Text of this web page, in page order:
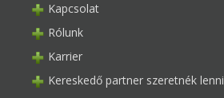
Kapcsolat
Rólunk
Karrier
Kereskedő partner szeretnék lenni